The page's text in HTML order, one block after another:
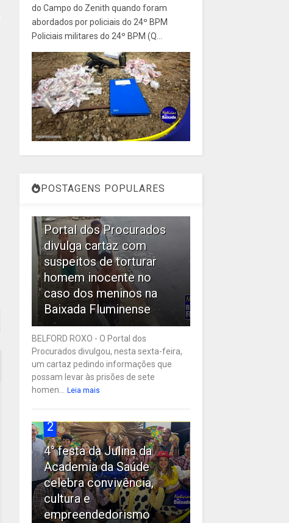
do Campo do Zenith quando foram
abordados por policiais do 24º BPM
Policiais militares do 24º BPM (Q...
POSTAGENS POPULARES
Portal dos Procurados
divulga cartaz com
suspeitos de torturar
homem inocente no
caso dos meninos na
Baixada Fluminense
BELFORD ROXO - O Portal dos
Procurados divulgou, nesta sexta-feira,
um cartaz pedindo informações que
possam levar às prisões de sete
homen... Leia mais
2
4° festa da Julina da
Academia da Saúde
celebra convivência,
cultura e
empreendedorismo